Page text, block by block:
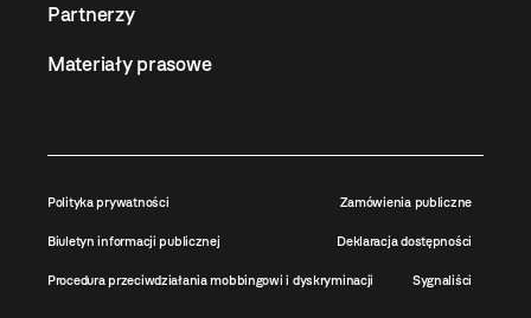
Partnerzy
Materiały prasowe
Polityka prywatności Zamówienia publiczne
Biuletyn informacji publicznej Deklaracja dostępności
Procedura przeciwdziałania mobbingowi i dyskryminacji Sygnaliści